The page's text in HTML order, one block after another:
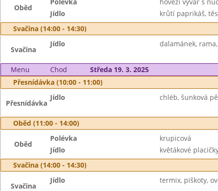
Oběd
Jídlo
krůtí paprikáš,
Svačina (14:00 - 14:30)
Svačina
Jídlo dalamánek,
Menu Chod
Středa 19. 3. 2025
Přesnídávka (10:00 - 11:00)
Přesnídávka
Jídlo chléb, šunková
Oběd (11:00 - 14:00)
Oběd
Polévka
krupicová
Jídlo
květákové
Svačina (14:00 - 14:30)
Svačina
Jídlo termix, piškoty,